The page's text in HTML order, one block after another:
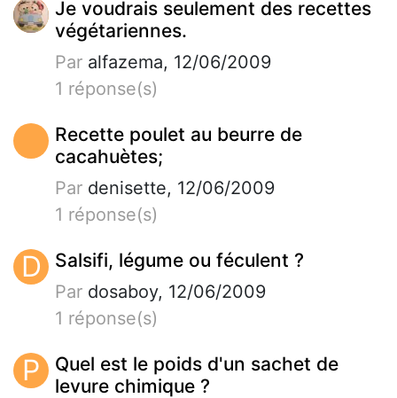
Je voudrais seulement des recettes
végétariennes.
Par alfazema, 12/06/2009
1 réponse(s)
Recette poulet au beurre de
cacahuètes;
Par denisette, 12/06/2009
1 réponse(s)
D Salsifi, légume ou féculent ?
Par dosaboy, 12/06/2009
1 réponse(s)
P
Quel est le poids d'un sachet de
levure chimique ?